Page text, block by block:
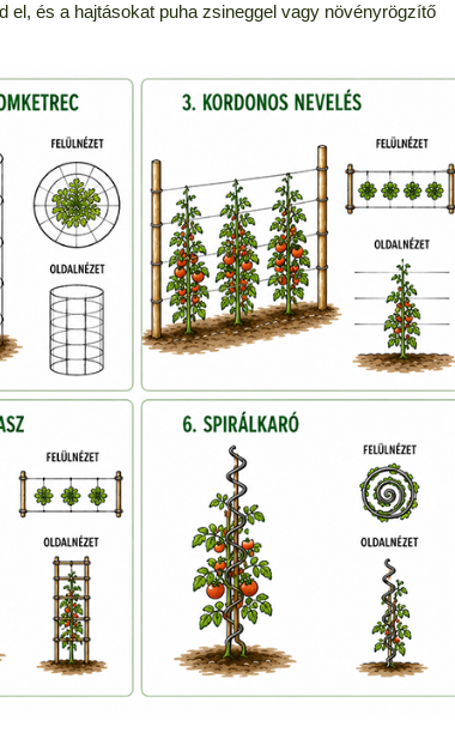
el, és a hajtásokat puha zsineggel vagy növényrögzítő